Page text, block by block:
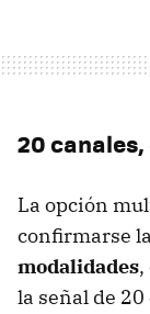
20
La opción
confirmarse
modalidades
la señal de